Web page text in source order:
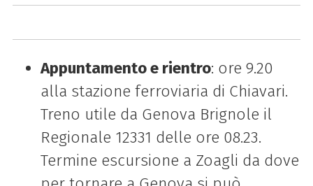
Appuntamento e rientro: ore 9.20
alla stazione ferroviaria di Chiavari.
Treno utile da Genova Brignole il
Regionale 12331 delle ore 08.23.
Termine escursione a Zoagli da dove